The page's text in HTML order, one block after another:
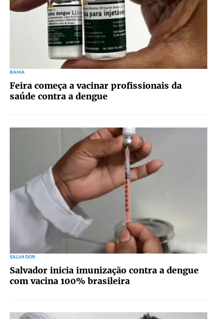
BAHIA
Feira começa a vacinar profissionais da
saúde contra a dengue
SALVADOR
Salvador inicia imunização contra a dengue
com vacina 100% brasileira